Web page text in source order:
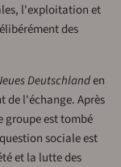
l'exploitation et
des
Deutschlanden
de l'échange. Après
groupe est tombé
sociale est
et la lutte des